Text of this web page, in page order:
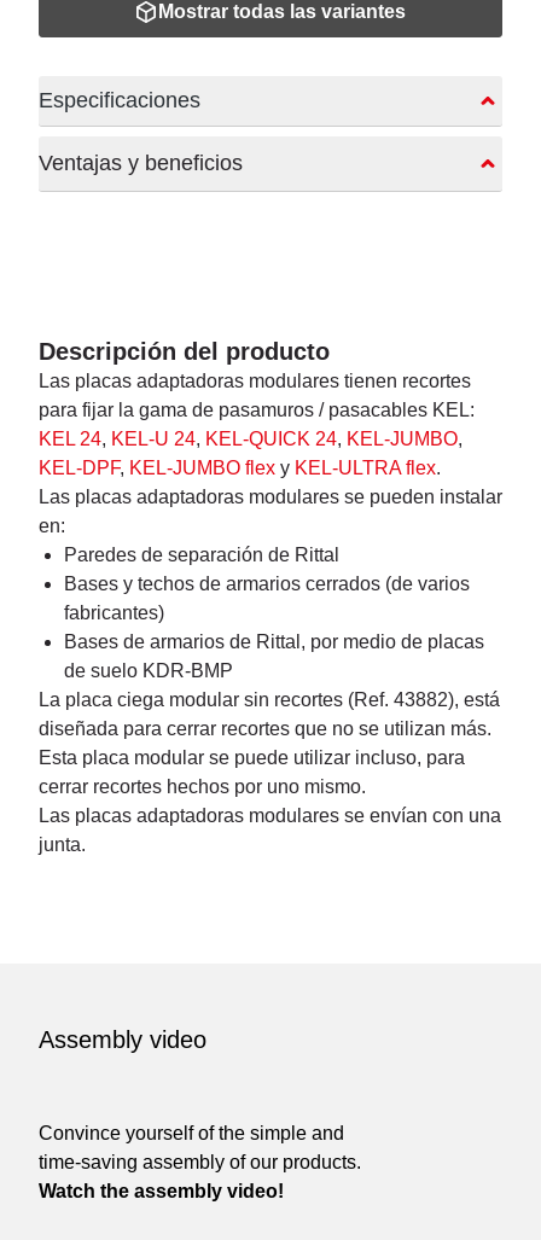
Mostrar todas las variantes
Especificaciones
Ventajas y beneficios
Descripción del producto
Las placas adaptadoras modulares tienen recortes
para fijar la gama de pasamuros / pasacables KEL:
KEL 24, KEL-U 24, KEL-QUICK 24, KEL-JUMBO,
KEL-DPF, KEL-JUMBO flex y KEL-ULTRA flex.
Las placas adaptadoras modulares se pueden instalar
en:
Paredes de separación de Rittal
Bases y techos de armarios cerrados (de varios
fabricantes)
Bases de armarios de Rittal, por medio de placas
de suelo KDR-BMP
La placa ciega modular sin recortes (Ref. 43882), está
diseñada para cerrar recortes que no se utilizan más.
Esta placa modular se puede utilizar incluso, para
cerrar recortes hechos por uno mismo.
Las placas adaptadoras modulares se envían con una
junta.
Assembly video
Convince yourself of the simple and
time-saving assembly of our products.
Watch the assembly video!